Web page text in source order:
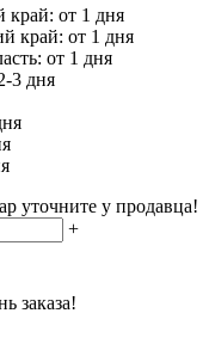
край: от 1 дня
край: от 1 дня
от 1 дня
3 дня
уточните у продавца!
+
заказа!